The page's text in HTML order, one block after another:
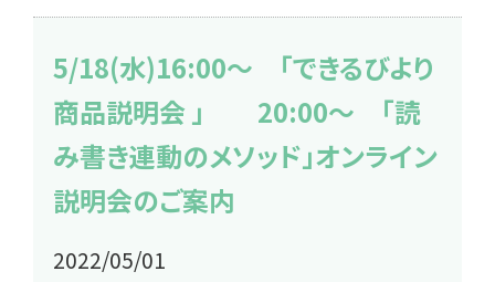
5/18(水)16:00～ 「できるびより
商品説明会 」 20:00～ 「読
み書き連動のメソッド」オンライン
説明会のご案内
2022/05/01